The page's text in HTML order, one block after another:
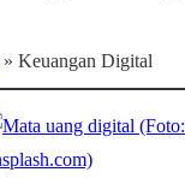
» Keuangan Digital